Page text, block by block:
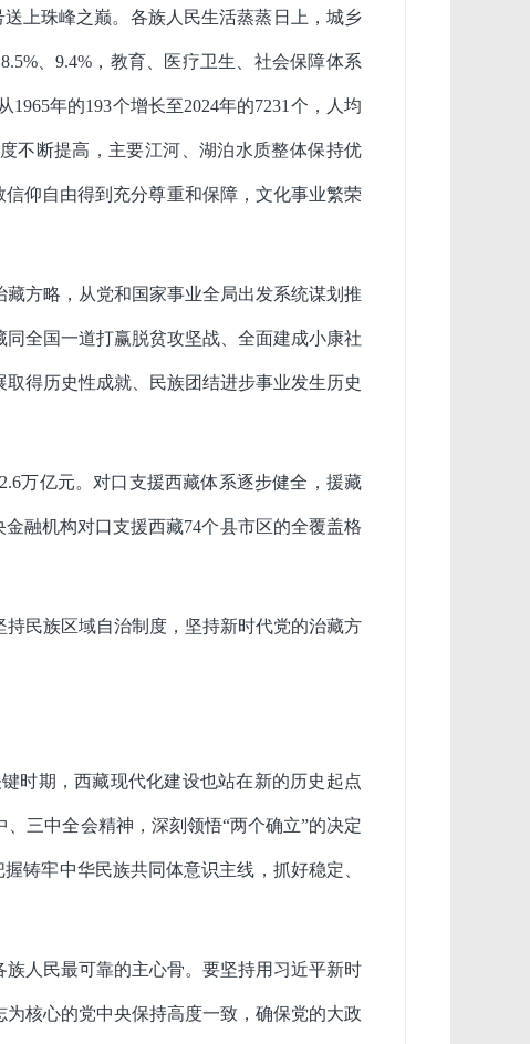
上珠峰之巅。各族人民生活蒸蒸日上，城乡
、9.4%，教育、医疗卫生、社会保障体系
年的193个增长至2024年的7231个，人均
不断提高，主要江河、湖泊水质整体保持优
仰自由得到充分尊重和保障，文化事业繁荣
方略，从党和国家事业全局出发系统谋划推
全国一道打赢脱贫攻坚战、全面建成小康社
得历史性成就、民族团结进步事业发生历史
万亿元。对口支援西藏体系逐步健全，援藏
融机构对口支援西藏74个县市区的全覆盖格
民族区域自治制度，坚持新时代党的治藏方
时期，西藏现代化建设也站在新的历史起点
三中全会精神，深刻领悟“两个确立”的决定
铸牢中华民族共同体意识主线，抓好稳定、
人民最可靠的主心骨。要坚持用习近平新时
核心的党中央保持高度一致，确保党的大政